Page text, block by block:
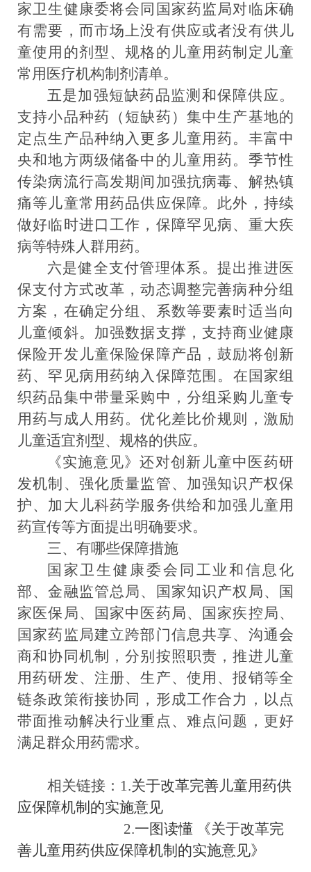
家卫生健康委将会同国家药监局对临床确
有需要 ，而市场上没有供应或者没有供儿
童使用的剂型、规格的儿童用药制定儿童
常用医疗机构制剂清单。
五是加强短缺药品监测和保障供应。
支持小品种药（短缺药）集中生产基地的
定点生产品种纳入更多儿童用药。 丰富中
央和地方两级储备中的儿童用药。季节性
传染病流行高发期间加强抗病毒、解热镇
痛等儿童常用药品供应保障。此外，持续
做好临时进口工作，保障罕见病、重大疾
病等特殊人群用药。
六是健全支付管理体系。 提出推进医
保支付方式改革，动态调整完善病种分组
方案 ，在确定分组、系数等要素时适当向
儿童倾斜。 加强数据支撑，支持商业健康
保险开发儿童保险保障产品，鼓励将创新
药、罕见病用药纳入保障范围。 在国家组
织药品集中带量采购中，分组采购儿童专
用药与成人用药。优化差比价规则， 激励
儿童适宜剂型、规格的供应。
《实施意见》还对创新儿童中医药研
发机制、强化质量监管、加强知识产权保
护、加大儿科药学服务供给和加强儿童用
药宣传等方面提出明确要求。
三、有哪些保障措施
国家卫生健康委会同工业和信息化
部、金融监管总局、国家知识产权局、国
家医保局、国家中医药局、国家疾控局、
国家药监局建立跨部门信息共享、沟通会
商和协同机制，分别按照职责，推进儿童
用药研发、注册、生产、使用、报销等全
链条政策衔接协同，形成工作合力，以点
带面推动解决行业重点、难点问题，更好
满足群众用药需求。
相关链接：1.关于改革完善儿童用药供
应保障机制的实施意见
2.一图读懂 《关于改革完
善儿童用药供应保障机制的实施意见》